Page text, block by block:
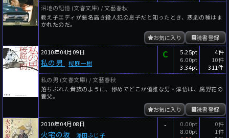
沼地の記憶 (文春文庫) / 文藝春秋
教え子エディが悪名高き殺人犯の息子だと知ったとき、悲劇の種はま
かれたのだ。
読書登録
お気に入り
2010年04月09日
私の男 桜庭一樹
C
5.25pt
6.00pt
3.34pt
4件
10件
311件
私の男 (文春文庫) / 文藝春秋
落ちぶれた貴族のように、惨めでどこか優雅な男・淳悟は、腐野花の
養父。
読書登録
お気に入り
2010年04月08日
火宅の坂 澤田ふじ子
-
0.00pt
8.00pt
0件
1件